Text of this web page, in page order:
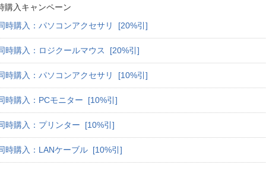
購入キャンペーン
時購入：パソコンアクセサリ [20%引]
時購入：ロジクールマウス [20%引]
時購入：パソコンアクセサリ [10%引]
時購入：PCモニター [10%引]
時購入：プリンター [10%引]
時購入：LANケーブル [10%引]